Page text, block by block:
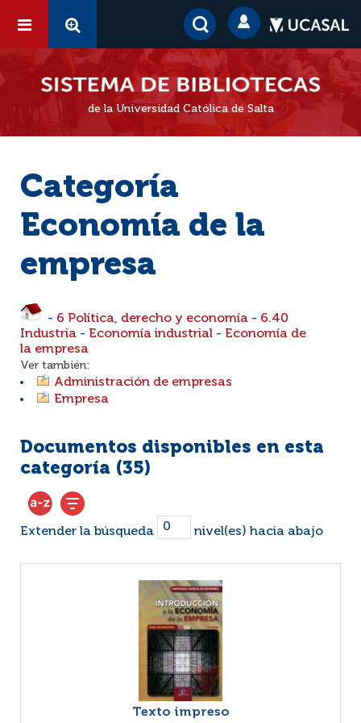
de la Universidad Católica de Salta
Categoría
Economía de la
empresa
- 6 Política, derecho y economía - 6.40
Industria - Economía industrial - Economía de
la empresa
Ver también:
Administración de empresas
Empresa
Documentos disponibles en esta
categoría (35)
Extender la búsqueda nivel(es) hacia abajo
Texto impreso